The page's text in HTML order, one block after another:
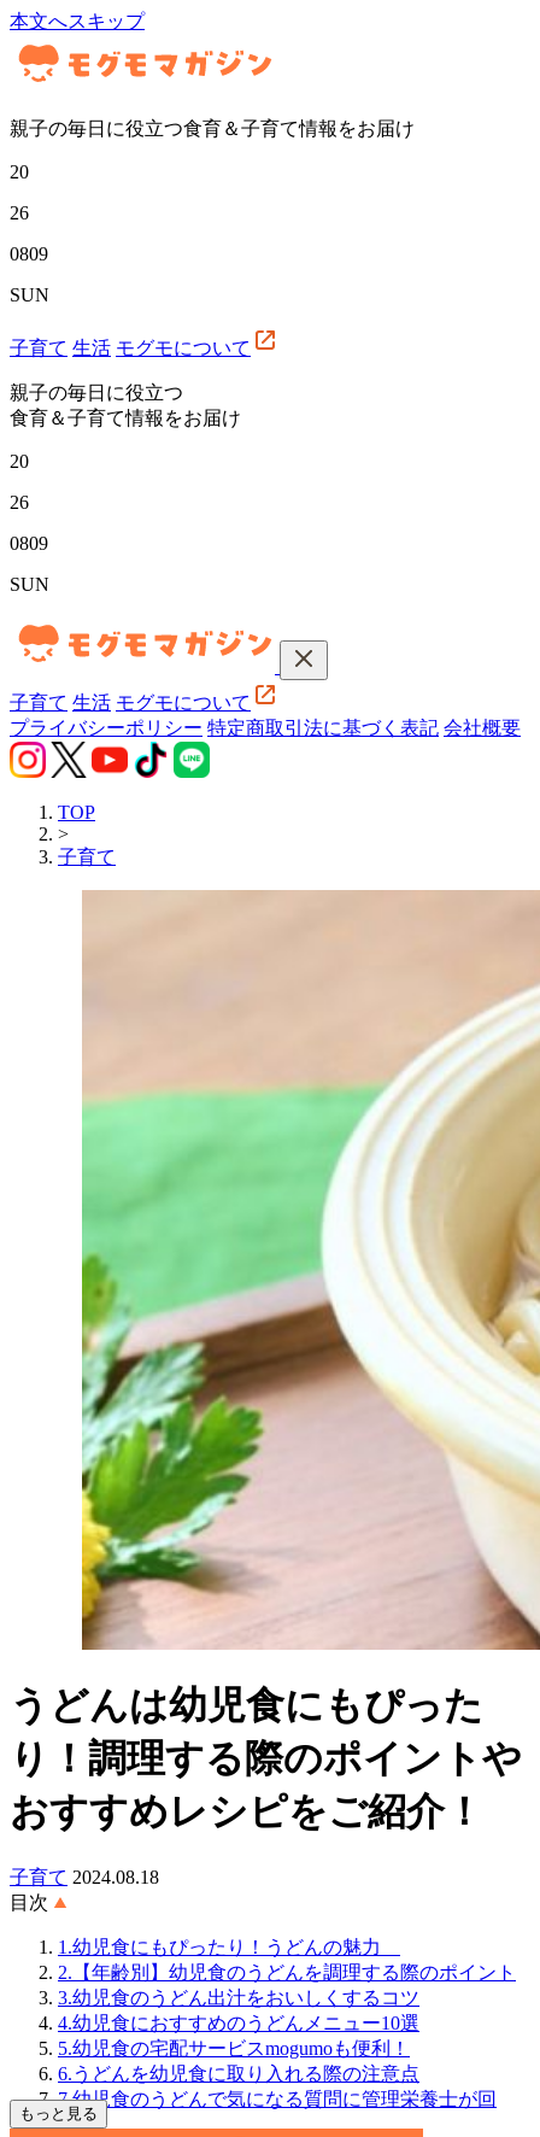
本文へスキップ
親子の毎日に役立つ食育＆子育て情報をお届け
20
26
0809
SUN
子育て 生活 モグモについて
親子の毎日に役立つ
食育＆子育て情報をお届け
20
26
0809
SUN
子育て 生活 モグモについて
プライバシーポリシー 特定商取引法に基づく表記 会社概要
TOP
>
子育て
うどんは幼児食にもぴった
り！調理する際のポイントや
おすすめレシピをご紹介！
子育て 2024.08.18
目次
1.幼児食にもぴったり！うどんの魅力
2.【年齢別】幼児食のうどんを調理する際のポイント
3.幼児食のうどん出汁をおいしくするコツ
4.幼児食におすすめのうどんメニュー10選
5.幼児食の宅配サービスmogumoも便利！
6.うどんを幼児食に取り入れる際の注意点
7.幼児食のうどんで気になる質問に管理栄養士が回
答！
もっと見る